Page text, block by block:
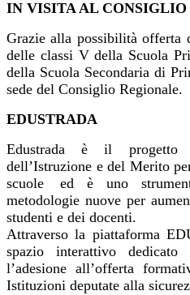
IN VISITA AL
Grazie alla possibilità offerta
delle classi V della Scuola
della Scuola Secondaria di
sede del Consiglio Regionale.
EDUSTRADA
Edustrada è il progetto
dell’Istruzione e del Merito
scuole ed è uno
metodologie nuove per
studenti e dei docenti.
Attraverso la piattaforma
spazio interattivo
l’adesione all’offerta
Istituzioni deputate alla